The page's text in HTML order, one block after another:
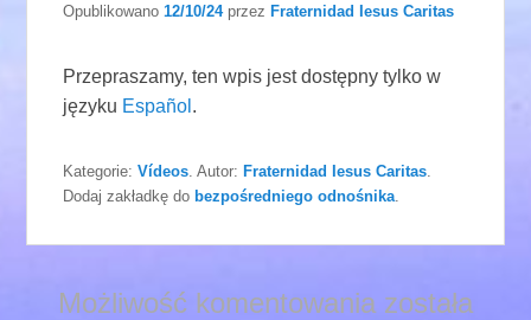
Opublikowano12/10/24 przezFraternidad Iesus Caritas
Przepraszamy, ten wpis jest dostępny tylko w
języku Español .
Kategorie:Vídeos . Autor:Fraternidad Iesus Caritas
Dodaj zakładkę do bezpośredniego odnośnika
Możliwość komentowania została